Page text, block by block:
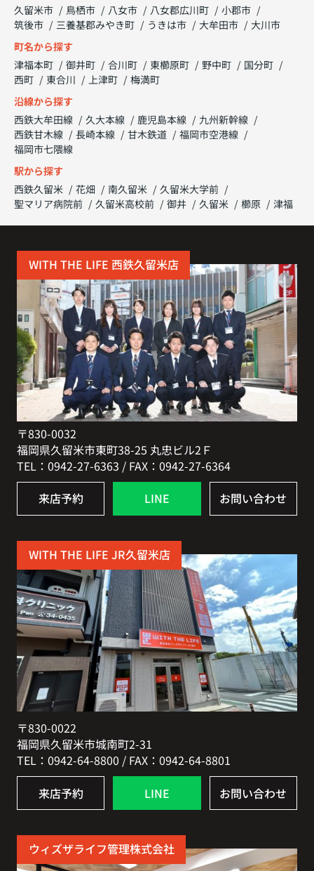
久留米市
鳥栖市 八女市 八女郡広川町
小郡市
筑後市
三養基郡みやき町 うきは市 大牟田市
大川市
町名から探す
津福本町
御井町 合川町 東櫛原町 野中町
国分町
西町
東合川 上津町
梅満町
沿線から探す
西鉄大牟田線
久大本線 鹿児島本線
九州新幹線
西鉄甘木線
長崎本線 甘木鉄道
福岡市空港線
福岡市七隈線
駅から探す
西鉄久留米
花畑 南久留米
久留米大学前
聖マリア病院前
久留米高校前 御井 久留米 櫛原 津福
WITH THE LIFE 西鉄久留米店
〒830-0032
福岡県久留米市東町38-25 丸忠ビル2Ｆ
TEL：0942-27-6363 / FAX：0942-27-6364
来店予約 LINE お問い合わせ
WITH THE LIFE JR久留米店
〒830-0022
福岡県久留米市城南町2-31
TEL：0942-64-8800 / FAX：0942-64-8801
来店予約 LINE お問い合わせ
ウィズザライフ管理株式会社